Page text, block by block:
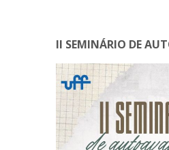
II SEMINÁRIO DE